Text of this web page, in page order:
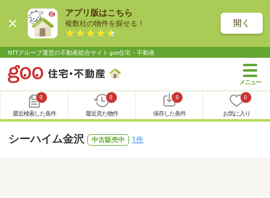
アプリ版はこちら
複数社の物件を探せる！ 開く
NTTグループ運営の不動産総合サイト goo住宅・不動産
0
最近検索した条件
0
最近見た物件
0
保存した条件
0
お気に入り
シーハイム金沢 中古販売中 1件